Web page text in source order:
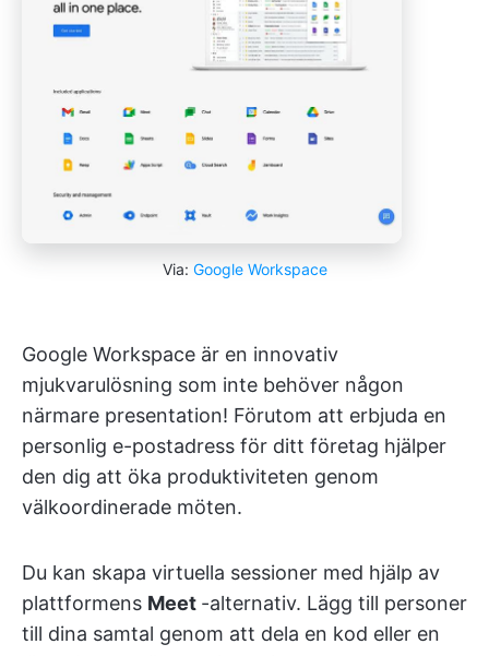
Via: Google Workspace
Google Workspace är en innovativ
mjukvarulösning som inte behöver någon
närmare presentation! Förutom att erbjuda en
personlig e-postadress för ditt företag hjälper
den dig att öka produktiviteten genom
välkoordinerade möten.
Du kan skapa virtuella sessioner med hjälp av
plattformens Meet -alternativ. Lägg till personer
till dina samtal genom att dela en kod eller en